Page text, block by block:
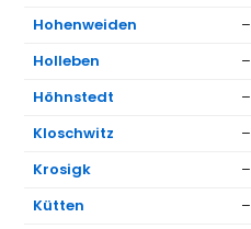
Hohenweiden
–
Holleben
–
Höhnstedt
–
Kloschwitz
–
Krosigk
–
Kütten
–